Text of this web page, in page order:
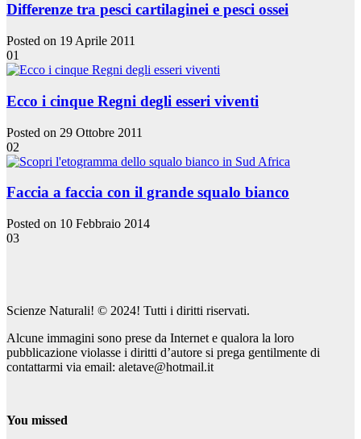
Differenze tra pesci cartilaginei e pesci ossei
Posted on 19 Aprile 2011
01
Ecco i cinque Regni degli esseri viventi
Posted on 29 Ottobre 2011
02
Faccia a faccia con il grande squalo bianco
Posted on 10 Febbraio 2014
03
Scienze Naturali! © 2024! Tutti i diritti riservati.
Alcune immagini sono prese da Internet e qualora la loro
pubblicazione violasse i diritti d’autore si prega gentilmente di
contattarmi via email: aletave@hotmail.it
You missed